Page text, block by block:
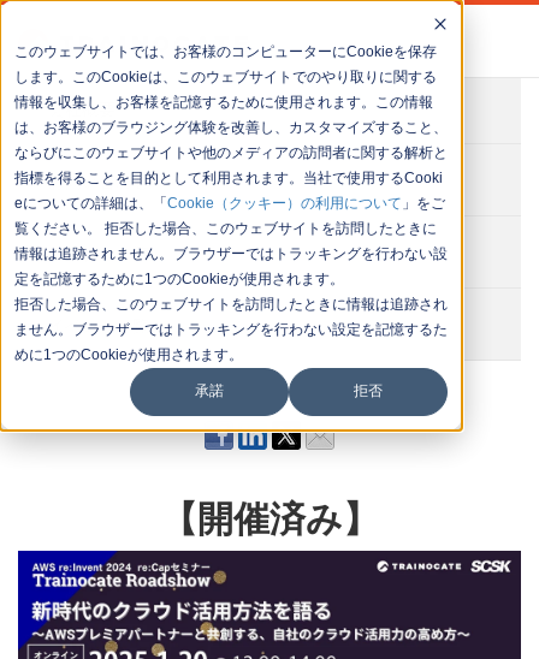
このウェブサイトでは、お客様のコンピューターにCookieを保存
します。このCookieは、このウェブサイトでのやり取りに関する
情報を収集し、お客様を記憶するために使用されます。この情報
は、お客様のブラウジング体験を改善し、カスタマイズすること、
ならびにこのウェブサイトや他のメディアの訪問者に関する解析と
指標を得ることを目的として利用されます。当社で使用するCooki
eについての詳細は、「 Cookie（クッキー）の利用について 」をご
覧ください。 拒否した場合、このウェブサイトを訪問したときに
情報は追跡されません。ブラウザーではトラッキングを行わない設
定を記憶するために1つのCookieが使用されます。
拒否した場合、このウェブサイトを訪問したときに情報は追跡され
ません。ブラウザーではトラッキングを行わない設定を記憶するた
めに1つのCookieが使用されます。
承諾 拒否
会社概要
お問い合わせ
セミナー一覧
イベント一覧
【開催済み】